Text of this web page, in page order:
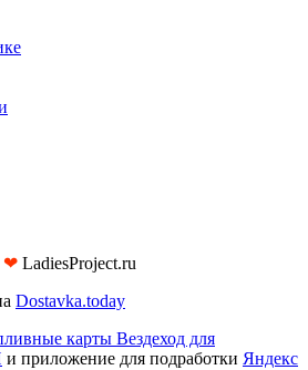
❤︎ LadiesProject.ru
Dostavka.today
карты Вездеход для
и приложение для подработки Яндекс